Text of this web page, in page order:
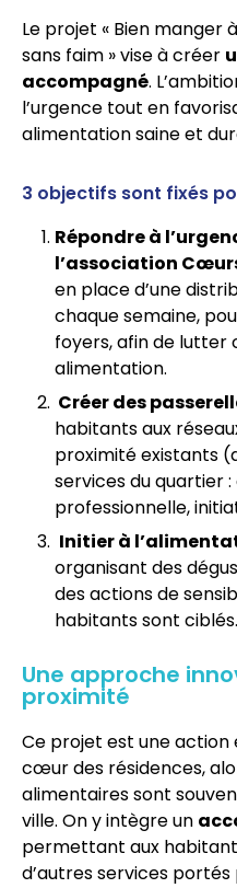
Le projet « Bien manger
sans faim » vise à créer
accompagné.
l’urgence tout en
alimentation saine et
3 objectifs sont fixés
Répondre à
l’association
en place d’une
chaque semaine,
foyers, afin de lutter
alimentation.
Créer des
habitants aux
proximité existants
services du quartier
professionnelle,
Initier à
organisant des
des actions de
habitants sont ciblés.
Une approche
proximité
Ce projet est une action
cœur des résidences,
alimentaires sont
ville. On y intègre un
permettant aux
d’autres services portés